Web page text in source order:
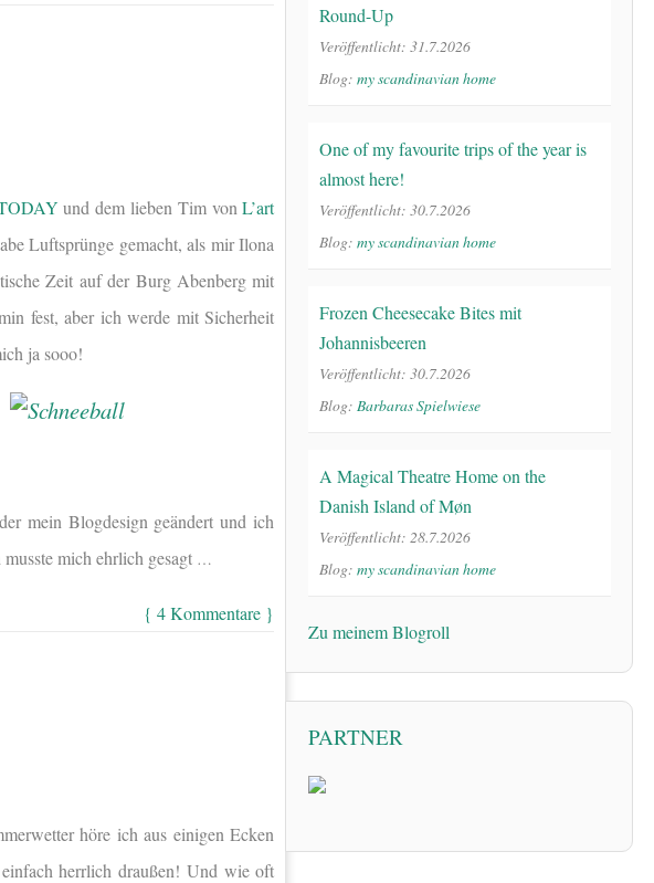
und dem lieben Tim vonL’art
Luftsprünge gemacht, als mir Ilona
Zeit auf der Burg Abenberg mit
fest, aber ich werde mit Sicherheit
ja sooo!
mein Blogdesign geändert und ich
mich ehrlich gesagt …
{ 4 Kommentare }
höre ich aus einigen Ecken
herrlich draußen! Und wie oft
Round-Up
Veröffentlicht: 31.7.2026
Blog: my scandinavian home
One of my favourite trips of the year is
almost here!
Veröffentlicht: 30.7.2026
Blog: my scandinavian home
Frozen Cheesecake Bites mit
Johannisbeeren
Veröffentlicht: 30.7.2026
Blog: Barbaras Spielwiese
A Magical Theatre Home on the
Danish Island of Møn
Veröffentlicht: 28.7.2026
Blog: my scandinavian home
Zu meinem Blogroll
PARTNER